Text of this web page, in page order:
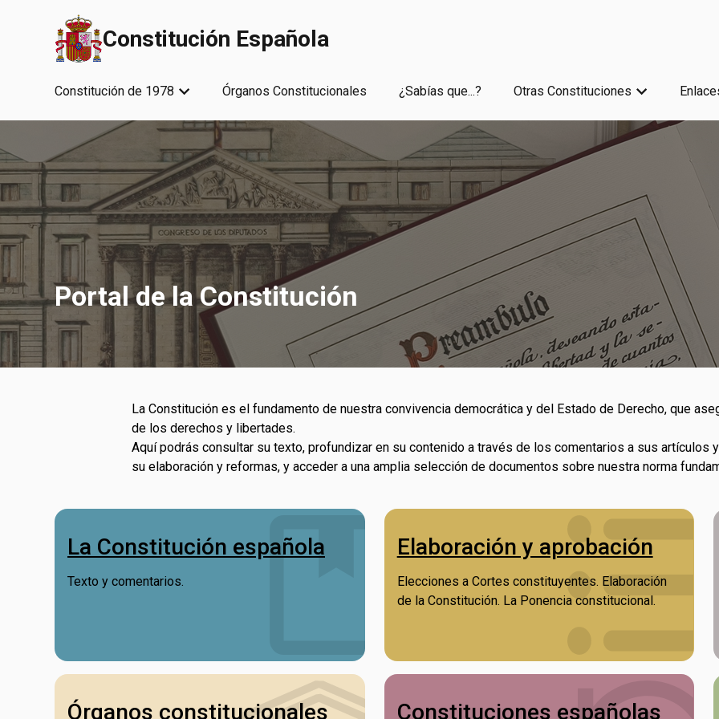
Saltar al contenido principal
Constitución Española
Constitución de 1978 Órganos Constitucionales ¿Sabías que...? Otras Constituciones
Portal de la Constitución
La Constitución es el fundamento de nuestra convivencia democrática y del Estado de Derecho, que
de los derechos y libertades.
Aquí podrás consultar su texto, profundizar en su contenido a través de los comentarios a sus
su elaboración y reformas, y acceder a una amplia selección de documentos sobre nuestra norma
La Constitución española
Texto y comentarios.
Elaboración y aprobación
Elecciones a Cortes constituyentes. Elaboración
de la Constitución. La Ponencia constitucional.
Órganos constitucionales Constituciones españolas